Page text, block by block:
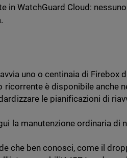
in WatchGuard Cloud:
uno o centinaia di Firebox
ricorrente è disponibile anche
le pianificazioni di
la manutenzione ordinaria di
che ben conosci, come il